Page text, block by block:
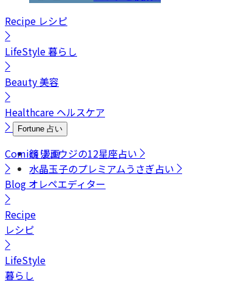
Recipe レシピ
LifeStyle暮らし
Beauty美容
Healthcare ヘルスケア
Fortune 占い
鏡リュウジの12星座占い
水晶玉子のプレミアムうさぎ占い
Comics漫画
Blog オレペエディター
Recipe
レシピ
LifeStyle
暮らし